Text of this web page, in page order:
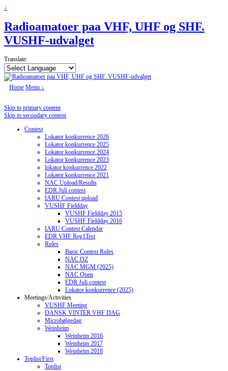
↓
Radioamatoer paa VHF, UHF og SHF.
VUSHF-udvalget
Translate:
Home Menu ↓
Skip to primary content
Skip to secondary content
Contest
Lokator konkurrence 2026
Lokator konkurrence 2025
Lokator konkurrence 2024
Lokator konkurrence 2023
lokator konkurrence 2022
Lokator konkurrence 2021
NAC Upload/Results
EDR Juli contest
IARU Contest upload
VUSHF Fieldday
VUSHF Fieldday 2015
VUSHF Fieldday 2016
IARU Contest Calendar
EDR VHF Reg1Test
Rules
Basic Contest Rules
NAC OZ
NAC MGM (2025)
NAC Open
EDR Juli contest
Lokator konkurrence (2025)
Meetings/Activities
VUSHF Meeting
DANSK VINTER VHF DAG
Microbølgedag
Weinheim
Weinheim 2016
Weinheim 2017
Weinheim 2018
Toplist/First
Toplist